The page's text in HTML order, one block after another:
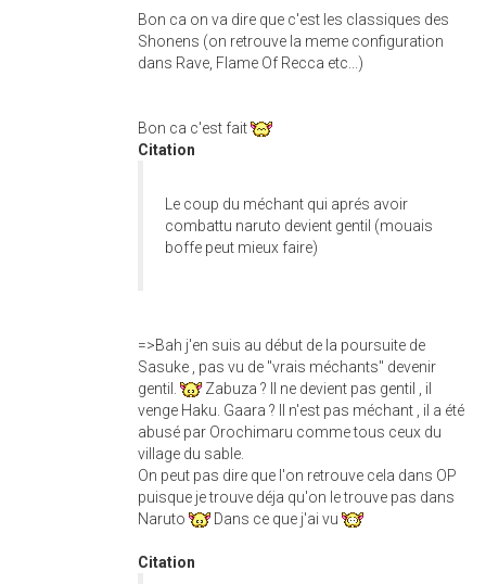
Bon ca on va dire que c'est les classiques des
Shonens (on retrouve la meme configuration
dans Rave, Flame Of Recca etc...)
Bon ca c'est fait
Citation
Le coup du méchant qui aprés avoir
combattu naruto devient gentil (mouais
boffe peut mieux faire)
=>Bah j'en suis au début de la poursuite de
Sasuke , pas vu de "vrais méchants" devenir
gentil.
Zabuza ? Il ne devient pas gentil , il
venge Haku. Gaara ? Il n'est pas méchant , il a été
abusé par Orochimaru comme tous ceux du
village du sable.
On peut pas dire que l'on retrouve cela dans OP
puisque je trouve déja qu'on le trouve pas dans
Naruto
Dans ce que j'ai vu
Citation